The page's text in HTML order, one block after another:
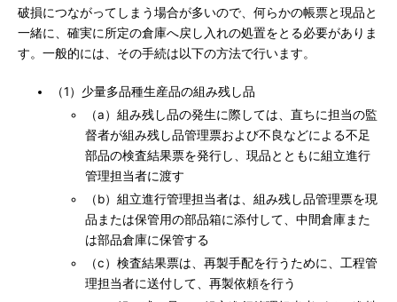
破損につながってしまう場合が多いので、何らかの帳票と現品と
一緒に、確実に所定の倉庫へ戻し入れの処置をとる必要がありま
す。一般的には、その手続は以下の方法で行います。
（1）少量多品種生産品の組み残し品
（a）組み残し品の発生に際しては、直ちに担当の監
督者が組み残し品管理票および不良などによる不足
部品の検査結果票を発行し、現品とともに組立進行
管理担当者に渡す
（b）組立進行管理担当者は、組み残し品管理票を現
品または保管用の部品箱に添付して、中間倉庫また
は部品倉庫に保管する
（c）検査結果票は、再製手配を行うために、工程管
理担当者に送付して、再製依頼を行う